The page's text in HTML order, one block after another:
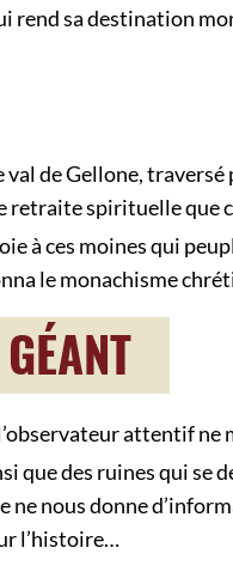
rend sa destination
de Gellone, traversé
retraite spirituelle que
à ces moines qui
le monachisme
attentif ne
que des ruines qui se
nous donne
l’histoire…